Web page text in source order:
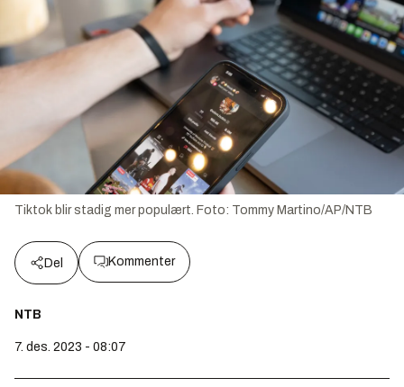
Tiktok blir stadig mer populært. Foto: Tommy Martino/AP/NTB
Del Kommenter
NTB
7. des. 2023 - 08:07